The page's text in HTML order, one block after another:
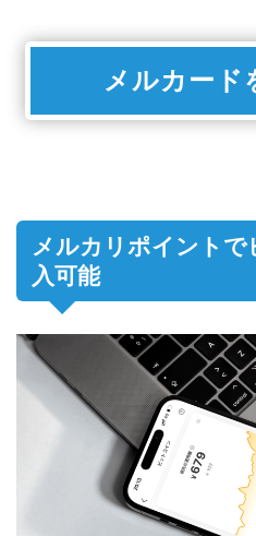
メルカード
メルカリポイント
入可能